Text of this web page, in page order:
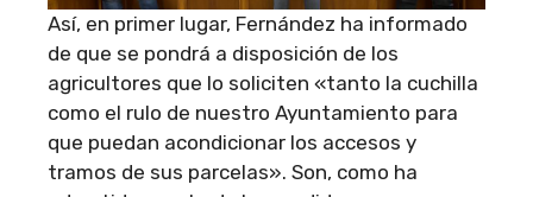
Así, en primer lugar, Fernández ha informado
de que se pondrá a disposición de los
agricultores que lo soliciten «tanto la cuchilla
como el rulo de nuestro Ayuntamiento para
que puedan acondicionar los accesos y
tramos de sus parcelas». Son, como ha